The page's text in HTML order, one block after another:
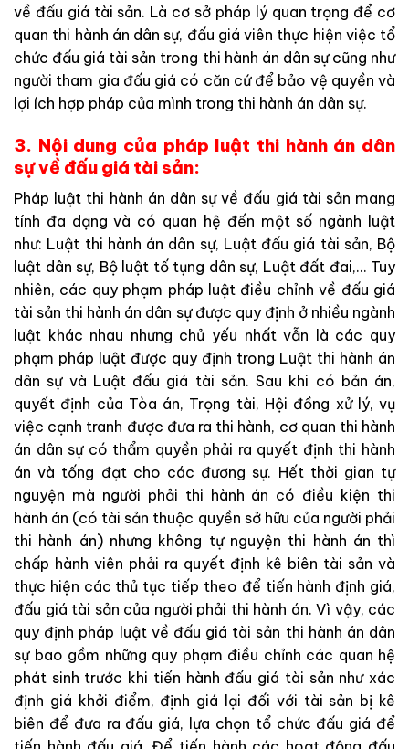
về đấu giá tài sản. Là cơ sở pháp lý quan trọng để cơ
quan thi hành án dân sự, đấu giá viên thực hiện việc tổ
chức đấu giá tài sản trong thi hành án dân sự cũng như
người tham gia đấu giá có căn cứ để bảo vệ quyền và
lợi ích hợp pháp của mình trong thi hành án dân sự.
3. Nội dung của pháp luật thi hành án dân
sựvề đấu giá tài sản:
Pháp luật thi hành án dân sựvề đấu giá tài sản mang
tính đa dạngvà có quan hệ đến một số ngành luật
như: Luật thi hành án dân sự, Luật đấu giá tài sản, Bộ
luật dân sự, Bộ luật tố tụng dân sự, Luật đất đai,... Tuy
nhiên, các quy phạm pháp luật điều chỉnhvề đấu giá
tài sản thi hành án dân sự được quy định ở nhiều ngành
luật khác nhau nhưng chủ yếu nhấtvẫn là các quy
phạm pháp luật được quy định trong Luật thi hành án
dân sự và Luật đấu giá tài sản. Sau khi có bản án,
quyết định của Tòa án, Trọng tài, Hội đồng xử lý,vụ
việc cạnh tranh được đưa ra thi hành, cơ quan thi hành
án dân sự có thẩm quyền phải ra quyết định thi hành
ánvà tống đạt cho các đương sự. Hết thời gian tự
nguyện mà người phải thi hành án có điều kiện thi
hành án (có tài sản thuộc quyền sở hữu của người phải
thi hành án) nhưng không tự nguyện thi hành án thì
chấp hành viên phải ra quyết định kê biên tài sản và
thực hiện các thủ tục tiếp theo để tiến hành định giá,
đấu giá tài sản của người phải thi hành án. Vì vậy, các
quy định pháp luật về đấu giá tài sản thi hành án dân
sự bao gồm những quy phạm điều chỉnh các quan hệ
phát sinh trước khi tiến hành đấu giá tài sản nhưxác
định giá khởi điểm, định giá lại đối với tài sản bị kê
biên để đưa ra đấu giá, lựa chọn tổ chức đấu giá để